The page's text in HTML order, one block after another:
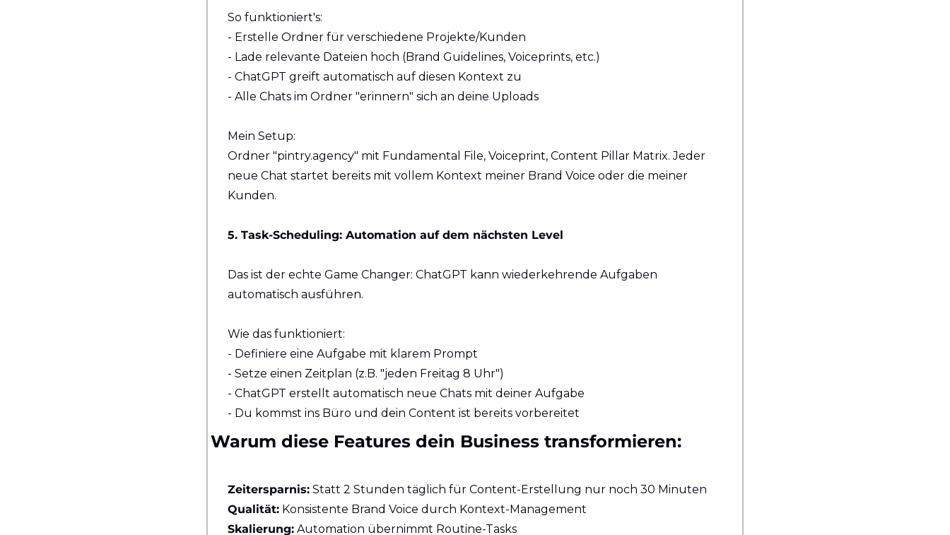
So funktioniert's:
- Erstelle Ordner für verschiedene Projekte/Kunden
- Lade relevante Dateien hoch (Brand Guidelines, Voiceprints, etc.)
- ChatGPT greift automatisch auf diesen Kontext zu
- Alle Chats im Ordner "erinnern" sich an deine Uploads
Mein Setup:
Ordner "pintry.agency" mit Fundamental File, Voiceprint, Content Pillar Matrix. Jeder
neue Chat startet bereits mit vollem Kontext meiner Brand Voice oder die meiner
Kunden.
5. Task-Scheduling: Automation auf dem nächsten Level
Das ist der echte Game Changer: ChatGPT kann wiederkehrende Aufgaben
automatisch ausführen.
Wie das funktioniert:
- Definiere eine Aufgabe mit klarem Prompt
- Setze einen Zeitplan (z.B. "jeden Freitag 8 Uhr")
- ChatGPT erstellt automatisch neue Chats mit deiner Aufgabe
- Du kommst ins Büro und dein Content ist bereits vorbereitet
Warum diese Features dein Business transformieren:
Zeitersparnis: Statt 2 Stunden täglich für Content-Erstellung nur noch 30 Minuten
Qualität: Konsistente Brand Voice durch Kontext-Management
Skalierung: Automation übernimmt Routine-Tasks